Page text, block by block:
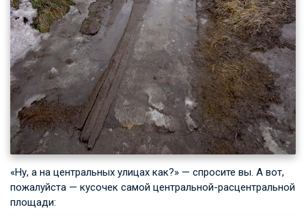
«Ну, а на центральных улицах как?» — спросите вы. А вот,
пожалуйста — кусочек самой центральной-расцентральной
площади: